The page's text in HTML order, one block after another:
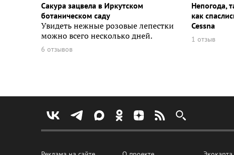
Сакура зацвела в Иркутском
ботаническом саду
Увидеть нежные розовые лепестки
можно всего несколько дней.
6 отзывов
Непогода,
как
Cessna
1 отзыв